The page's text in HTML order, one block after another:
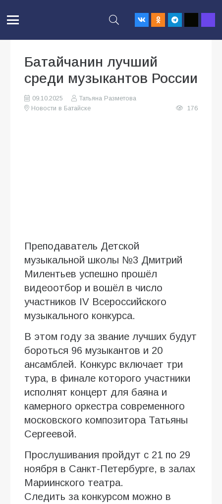
Батайчанин лучший
среди музыкантов России
09.10.2025
Татьяна Разметова
Новости в Батайске
176
Преподаватель Детской
музыкальной школы №3 Дмитрий
Милентьев успешно прошёл
видеоотбор и вошёл в число
участников IV Всероссийского
музыкального конкурса.
В этом году за звание лучших будут
бороться 96 музыкантов и 20
ансамблей. Конкурс включает три
тура, в финале которого участники
исполнят концерт для баяна и
камерного оркестра современного
московского композитора Татьяны
Сергеевой.
Прослушивания пройдут с 21 по 29
ноября в Санкт-Петербурге, в залах
Мариинского театра.
Следить за конкурсом можно в